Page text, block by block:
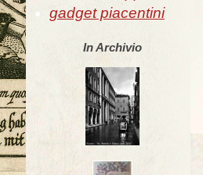
gadget piacentini
In Archivio